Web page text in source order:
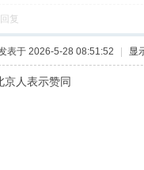
回复
表于 2026-5-28 08:51:52 显
京人表示赞同